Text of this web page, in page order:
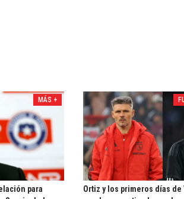
MÁS +
para
Ortiz y los primeros días de